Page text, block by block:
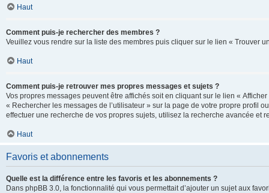
Haut
Comment puis-je rechercher des membres ?
Veuillez vous rendre sur la liste des membres puis cliquer sur le lien « Trouver
Haut
Comment puis-je retrouver mes propres messages et sujets ?
Vos propres messages peuvent être affichés soit en cliquant sur le lien «
« Rechercher les messages de l’utilisateur » sur la page de votre propre profil
effectuer une recherche de vos propres sujets, utilisez la recherche avancée
Haut
Favoris et abonnements
Quelle est la différence entre les favoris et les abonnements ?
Dans phpBB 3.0, la fonctionnalité qui vous permettait d’ajouter un sujet aux